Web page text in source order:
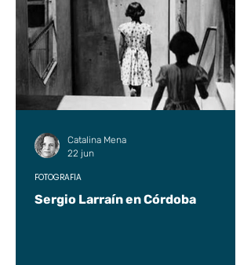
Sergio Larraín en Córdoba
FOTOGRAFÍA
Catalina Mena
22 jun